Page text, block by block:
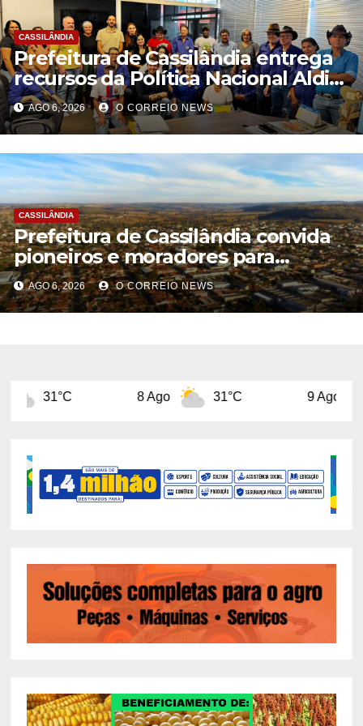
CASSILÂNDIA
Prefeitura de Cassilândia entrega
recursos da Política Nacional Aldir
Blanc a agentes culturais
AGO 6, 2026 O CORREIO NEWS
CASSILÂNDIA
Prefeitura de Cassilândia convida
pioneiros e moradores para
construir a identidade do
município
AGO 6, 2026 O CORREIO NEWS
8 Ago 31°C 9 Ago 31°C